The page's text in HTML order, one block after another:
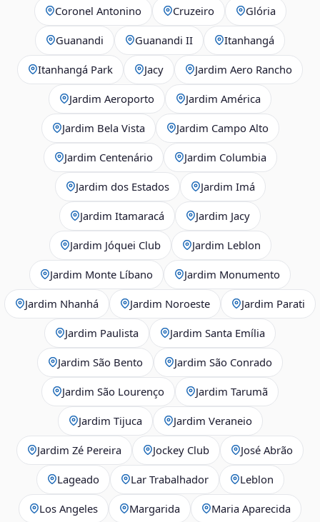
Coronel Antonino Cruzeiro Glória
Guanandi Guanandi II Itanhangá
Itanhangá Park Jacy Jardim Aero Rancho
Jardim Aeroporto Jardim América
Jardim Bela Vista Jardim Campo Alto
Jardim Centenário Jardim Columbia
Jardim dos Estados Jardim Imá
Jardim Itamaracá Jardim Jacy
Jardim Jóquei Club Jardim Leblon
Jardim Monte Líbano Jardim Monumento
Jardim Nhanhá Jardim Noroeste Jardim Parati
Jardim Paulista Jardim Santa Emília
Jardim São Bento Jardim São Conrado
Jardim São Lourenço Jardim Tarumã
Jardim Tijuca Jardim Veraneio
Jardim Zé Pereira Jockey Club José Abrão
Lageado Lar Trabalhador Leblon
Los Angeles Margarida Maria Aparecida